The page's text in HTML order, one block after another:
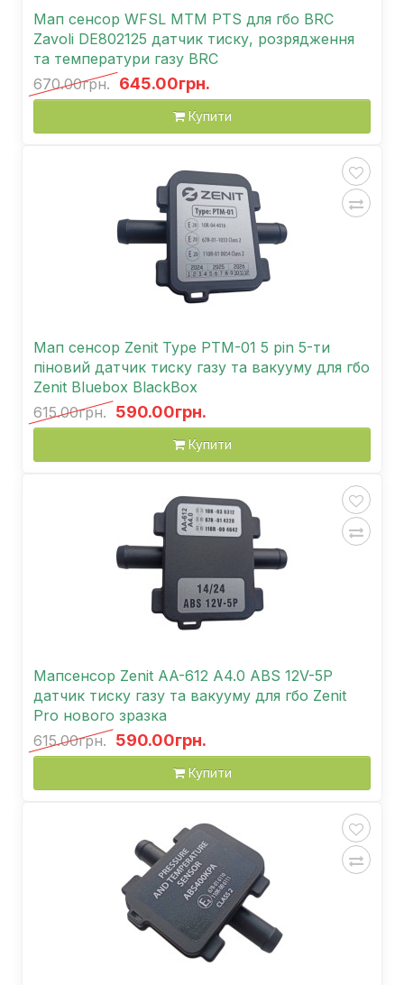
Мап сенсор WFSL MTM PTS для гбо BRC
Zavoli DE802125 датчик тиску, розрядження
та температури газу BRC
670.00грн. 645.00грн.
Купити
Мап сенсор Zenit Type PTM-01 5 pin 5-ти
піновий датчик тиску газу та вакууму для гбо
Zenit Bluebox BlackBox
615.00грн. 590.00грн.
Купити
Мапсенсор Zenit AA-612 A4.0 ABS 12V-5P
датчик тиску газу та вакууму для гбо Zenit
Pro нового зразка
615.00грн. 590.00грн.
Купити